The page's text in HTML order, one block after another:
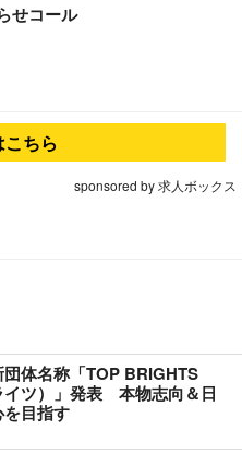
せコール
ちら
sponsored by 求人ボックス
体名称「TOP BRIGHTS
イツ）」発表 本物志向＆日
目指す